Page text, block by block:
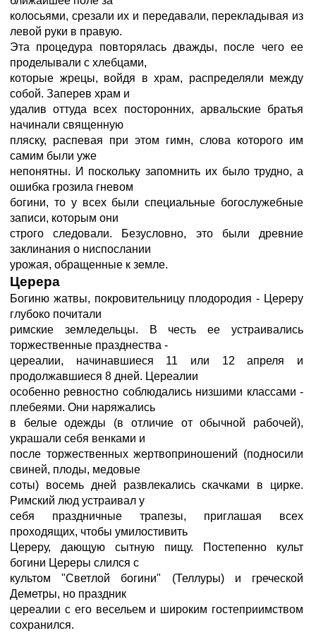
колосьями, срезали их и передавали, перекладывая из
левой руки в правую.
Эта процедура повторялась дважды, после чего ее
проделывали с хлебцами,
которые жрецы, войдя в храм, распределяли между
собой. Заперев храм и
удалив оттуда всех посторонних, арвальские братья
начинали священную
пляску, распевая при этом гимн, слова которого им
самим были уже
непонятны. И поскольку запомнить их было трудно, а
ошибка грозила гневом
богини, то у всех были специальные богослужебные
записи, которым они
строго следовали. Безусловно, это были древние
заклинания о ниспослании
урожая, обращенные к земле.
Церера
Богиню жатвы, покровительницу плодородия - Цереру
глубоко почитали
римские земледельцы. В честь ее устраивались
торжественные празднества -
цереалии, начинавшиеся 11 или 12 апреля и
продолжавшиеся 8 дней. Цереалии
особенно ревностно соблюдались низшими классами -
плебеями. Они наряжались
в белые одежды (в отличие от обычной рабочей),
украшали себя венками и
после торжественных жертвоприношений (подносили
свиней, плоды, медовые
соты) восемь дней развлекались скачками в цирке.
Римский люд устраивал у
себя праздничные трапезы, приглашая всех
проходящих, чтобы умилостивить
Цереру, дающую сытную пищу. Постепенно культ
богини Цереры слился с
культом "Светлой богини" (Теллуры) и греческой
Деметры, но праздник
цереалии с его весельем и широким гостеприимством
сохранился.